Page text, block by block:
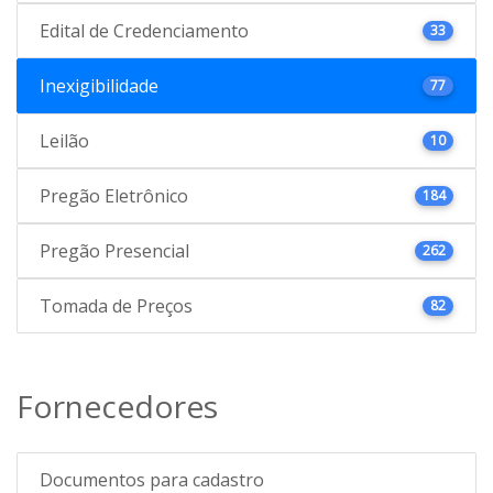
Edital de Credenciamento 33
Inexigibilidade 77
Leilão 10
Pregão Eletrônico 184
Pregão Presencial 262
Tomada de Preços 82
Fornecedores
Documentos para cadastro